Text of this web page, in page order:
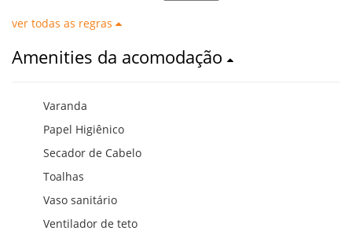
ver todas as regras
Amenities da acomodação
Varanda
Papel Higiênico
Secador de Cabelo
Toalhas
Vaso sanitário
Ventilador de teto